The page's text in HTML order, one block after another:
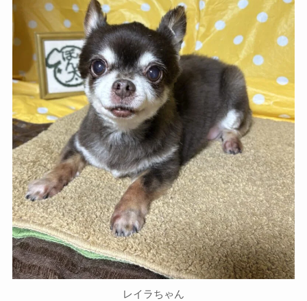
レイラちゃん